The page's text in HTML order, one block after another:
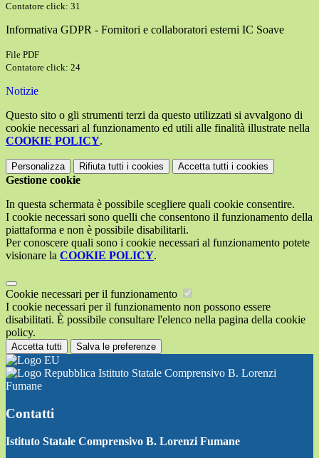
Contatore click: 31
Informativa GDPR - Fornitori e collaboratori esterni IC Soave
File PDF
Contatore click: 24
Notizie
Questo sito o gli strumenti terzi da questo utilizzati si avvalgono di
cookie necessari al funzionamento ed utili alle finalità illustrate nella
COOKIE POLICY.
Personalizza Rifiuta tutti i cookies Accetta tutti i cookies
Gestione cookie
In questa schermata è possibile scegliere quali cookie consentire.
I cookie necessari sono quelli che consentono il funzionamento della
piattaforma e non è possibile disabilitarli.
Per conoscere quali sono i cookie necessari al funzionamento potete
visionare la COOKIE POLICY.
Cookie necessari per il funzionamento
I cookie necessari per il funzionamento non possono essere
disabilitati. È possibile consultare l'elenco nella pagina della cookie
policy.
Accetta tutti Salva le preferenze
Istituto Statale Comprensivo B. Lorenzi
Fumane
Contatti
Istituto Statale Comprensivo B. Lorenzi Fumane